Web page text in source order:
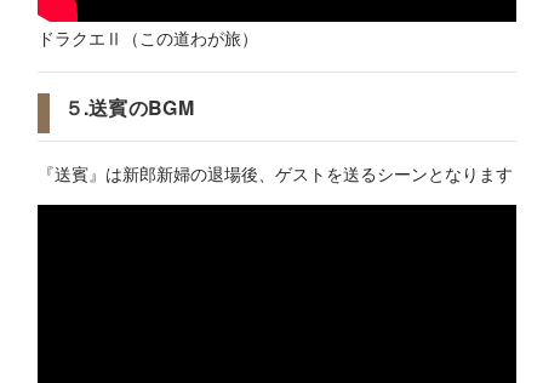
ドラクエⅡ（この道わが旅）
５.送賓のBGM
『送賓』は新郎新婦の退場後、ゲストを送るシーンとなります